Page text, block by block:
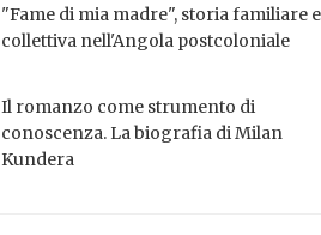
"Fame di mia madre", storia familiare e
collettiva nell'Angola postcoloniale
Il romanzo come strumento di
conoscenza. La biografia di Milan
Kundera